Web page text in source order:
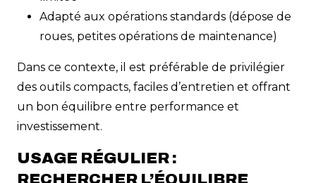
Adapté aux opérations standards (dépose de
roues, petites opérations de maintenance)
Dans ce contexte, il est préférable de privilégier
des outils compacts, faciles d’entretien et offrant
un bon équilibre entre performance et
investissement.
USAGE RÉGULIER :
RECHERCHER L’ÉQUILIBRE